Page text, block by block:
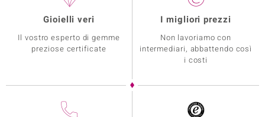
Gioielli veri
Il vostro esperto di gemme
preziose certificate
I migliori prezzi
Non lavoriamo con
intermediari, abbattendo così
i costi